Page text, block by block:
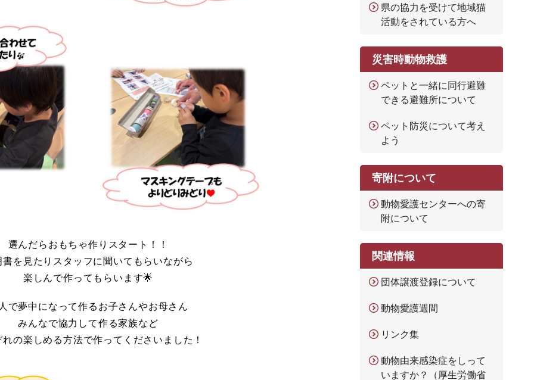
選んだらおもちゃ作りスタート！！
書を見たりスタッフに聞いてもらいながら
楽しんで作ってもらいます🌟
で夢中になって作るお子さんやお母さん
みんなで協力して作る家族など
の楽しめる方法で作ってくださいました！
県の協力を受けて地域猫
活動をされている方へ
災害時動物救護
ペットと一緒に同行避難
できる避難所について
ペット防災について考え
よう
寄附について
動物愛護センターへの寄
附について
関連情報
団体譲渡登録について
動物愛護週間
リンク集
動物由来感染症をしって
いますか？（厚生労働省